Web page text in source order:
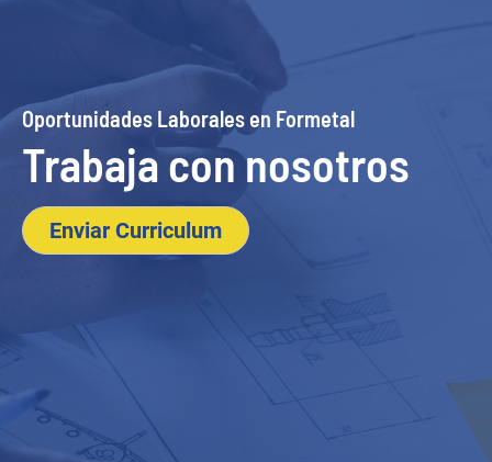
Oportunidades Laborales en Formetal
Trabaja con nosotros
Enviar Curriculum